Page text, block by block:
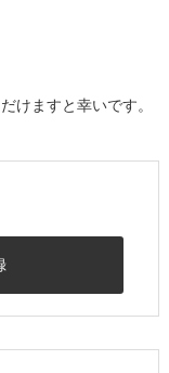
けますと幸いです。